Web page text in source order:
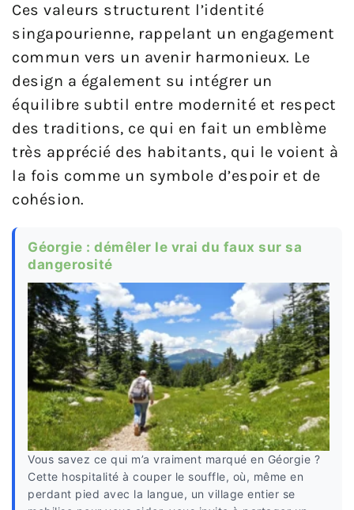
Ces valeurs structurent l’identité
singapourienne, rappelant un engagement
commun vers un avenir harmonieux. Le
design a également su intégrer un
équilibre subtil entre modernité et respect
des traditions, ce qui en fait un emblème
très apprécié des habitants, qui le voient à
la fois comme un symbole d’espoir et de
cohésion.
Géorgie : démêler le vrai du faux sur sa
dangerosité
Vous savez ce qui m’a vraiment marqué en Géorgie ?
Cette hospitalité à couper le souffle, où, même en
perdant pied avec la langue, un village entier se